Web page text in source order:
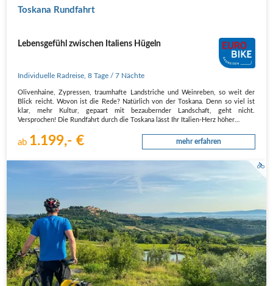
Toskana Rundfahrt
Lebensgefühl zwischen Italiens Hügeln
Individuelle Radreise ,8 Tage / 7 Nächte
Olivenhaine, Zypressen, traumhafte Landstriche und Weinreben, so weit der
Blick reicht. Wovon ist die Rede? Natürlich von der Toskana. Denn so viel ist
klar, mehr Kultur, gepaart mit bezaubernder Landschaft, geht nicht.
Versprochen! Die Rundfahrt durch die Toskana lässt Ihr Italien-Herz höher…
ab 1.199,- € mehr erfahren